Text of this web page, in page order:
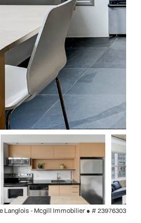
Langlois - Mcgill Immobilier ● # 23976303